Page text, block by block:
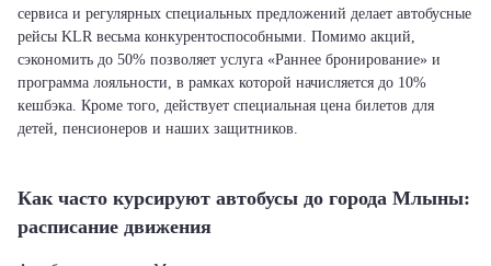
сервиса и регулярных специальных предложений делает автобусные
рейсы KLR весьма конкурентоспособными. Помимо акций,
сэкономить до 50% позволяет услуга «Раннее бронирование» и
программа лояльности, в рамках которой начисляется до 10%
кешбэка. Кроме того, действует специальная цена билетов для
детей, пенсионеров и наших защитников.
Как часто курсируют автобусы до города Млыны:
расписание движения